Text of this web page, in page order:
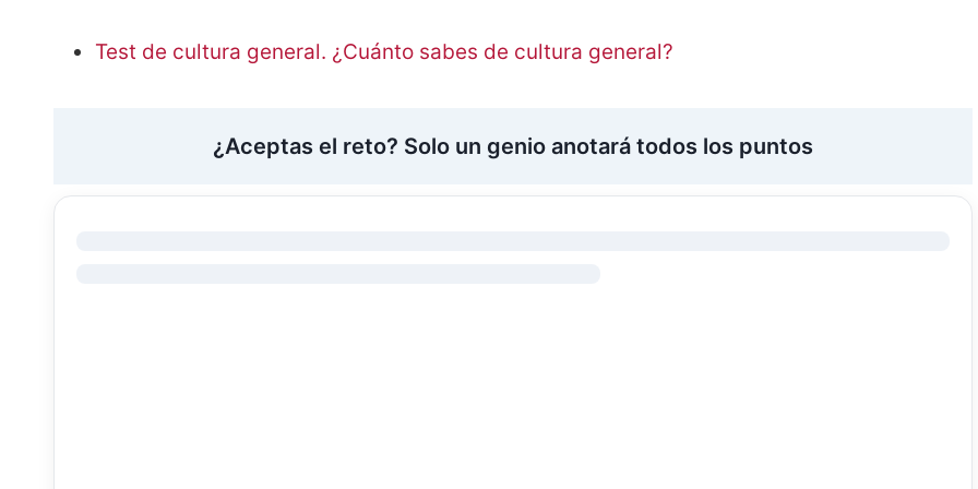
Test de cultura general. ¿Cuánto sabes de cultura general?
¿Aceptas el reto? Solo un genio anotará todos los puntos